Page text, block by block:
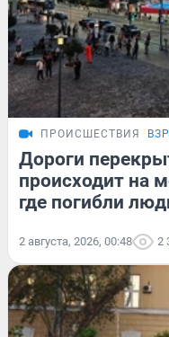
ПРОИСШЕСТВИЯ
Дороги
происходит на
где погибли
2 августа, 2026, 00:48 2